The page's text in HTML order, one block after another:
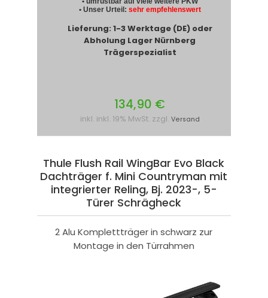
• Unser Urteil: sehr empfehlenswert
Lieferung: 1-3 Werktage (DE) oder
Abholung Lager Nürnberg
Trägerspezialist
134,90 €
inkl. inkl. 19% MwSt. zzgl. Versand
Thule Flush Rail WingBar Evo Black
Dachträger f. Mini Countryman mit
integrierter Reling, Bj. 2023-, 5-
Türer Schrägheck
2 Alu Komplettträger in schwarz zur
Montage in den Türrahmen